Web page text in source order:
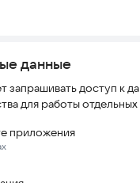
данные
доступ к
для работы
приложения